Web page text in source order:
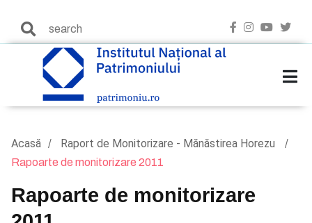
Acasă Raport de Monitorizare - Mănăstirea Horezu
Rapoarte de monitorizare 2011
Rapoarte de monitorizare